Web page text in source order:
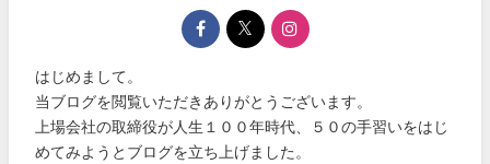
はじめまして。
当ブログを閲覧いただきありがとうございます。
上場会社の取締役が人生１００年時代、５０の手習いをはじ
めてみようとブログを立ち上げました。